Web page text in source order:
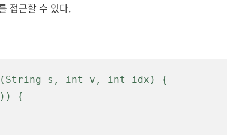
접근할 수 있다.
s, int v, int idx) {